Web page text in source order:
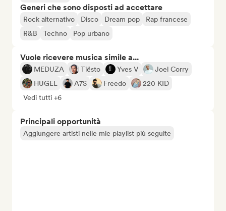
Generi che sono disposti ad accettare
Rock alternativo Disco Dream pop
Rap francese
R&B
Techno Pop urbano
Vuole ricevere musica simile a...
MEDUZA Tiësto Yves V
Joel Corry
HUGEL
A7S Freedo
220 KID
Vedi tutti +6
Principali opportunità
Aggiungere artisti nelle mie playlist più seguite